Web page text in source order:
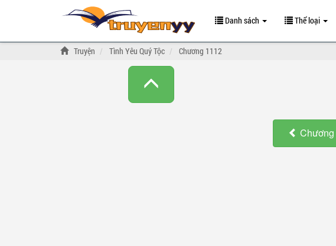
Danh sách Thể loại
Truyện Tình Yêu Quý Tộc Chương 1112
Chương